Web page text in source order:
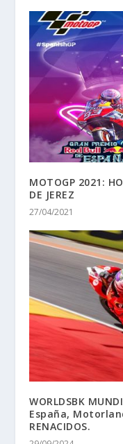
MOTOGP 2021:
DE JEREZ
27/04/2021
WORLDSBK
España,
RENACIDOS.